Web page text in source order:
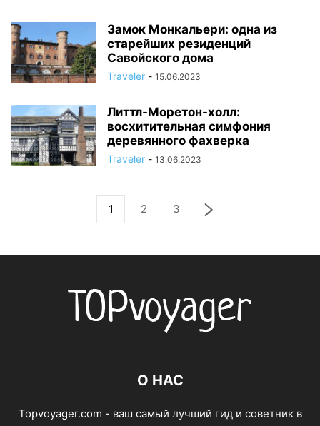
Замок Монкальери: одна из
старейших резиденций
Савойского дома
Traveler - 15.06.2023
Литтл-Моретон-холл:
восхитительная симфония
деревянного фахверка
Traveler - 13.06.2023
1 2 3
О НАС
Topvoyager.com - ваш самый лучший гид и советник в